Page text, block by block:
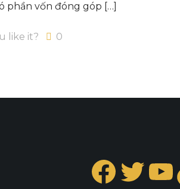
phần vốn đóng góp […]
like it? 0